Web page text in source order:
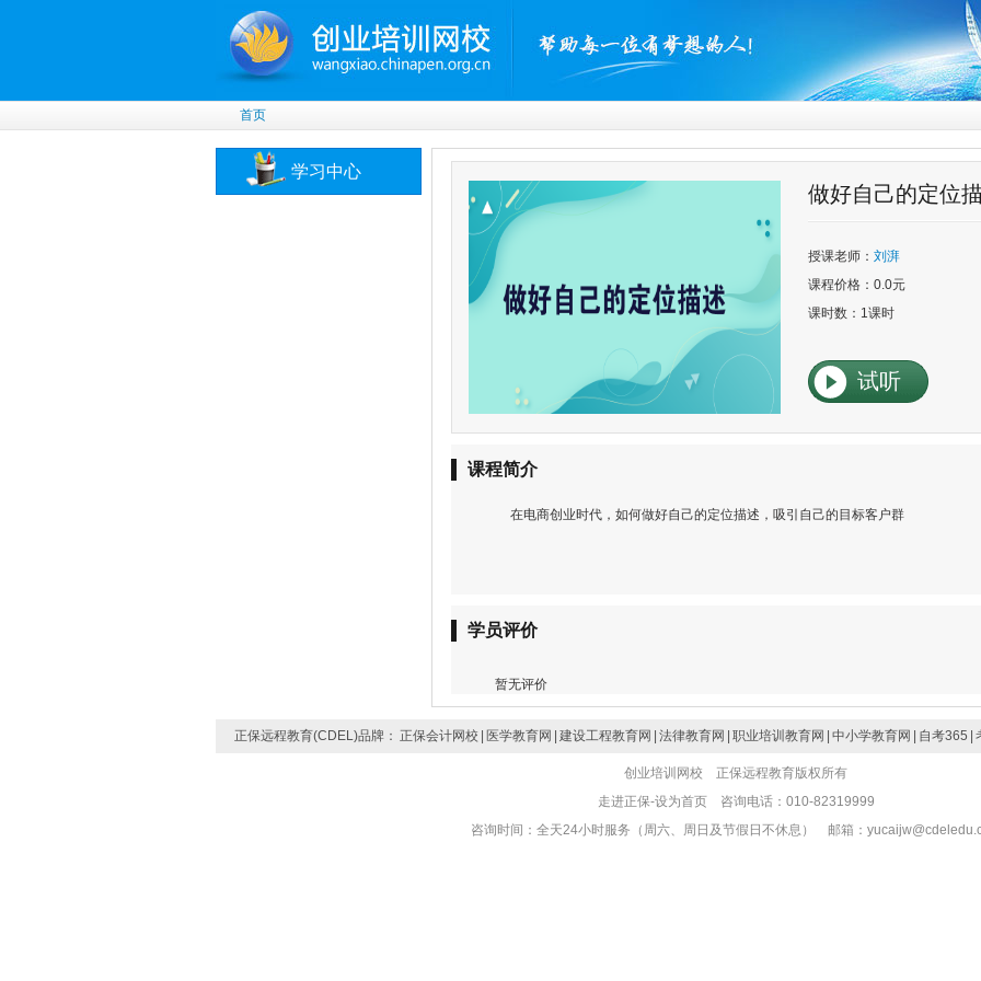
首页
学习中心
做好自己的定位
授课老师： 刘湃
课程价格：0.0元
课时数：1课时
试听
课程简介
在电商创业时代，如何做好自己的定位描述，吸引自己的目标客户群
学员评价
暂无评价
正保远程教育(CDEL)品牌： 正保会计网校 医学教育网 建设工程教育网 法律教育网 职业培训教育网 中小学教育网 自考365
创业培训网校 正保远程教育版权所有
走进正保-设为首页 咨询电话：010-82319999
咨询时间：全天24小时服务（周六、周日及节假日不休息） 邮箱：